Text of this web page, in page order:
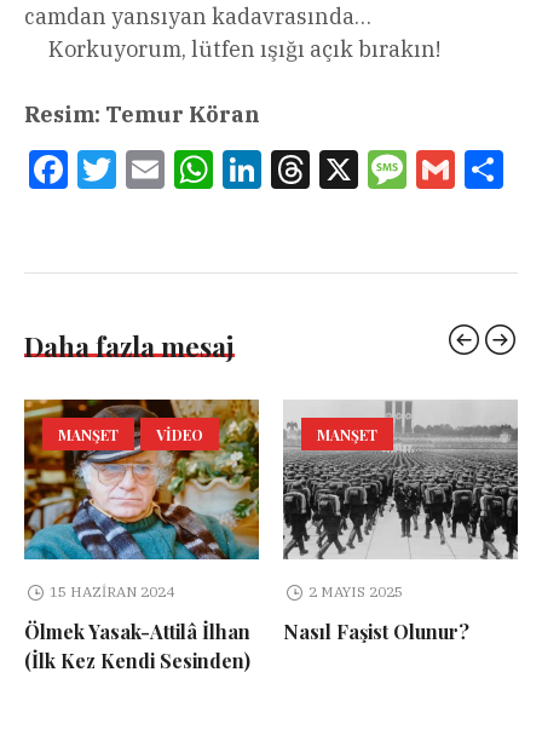
camdan yansıyan kadavrasında…
Korkuyorum, lütfen ışığı açık bırakın!
Resim: Temur Köran
FacebookTwitterEmail WhatsAppLinkedInThreads
X Message
Gmail
Daha fazla mesaj
MANŞET VIDEO
15 HAZIRAN 2024
Ölmek Yasak-Attilâ İlhan
(İlk Kez Kendi Sesinden)
MANŞET
2 MAYIS 2025
Nasıl Faşist Olunur?